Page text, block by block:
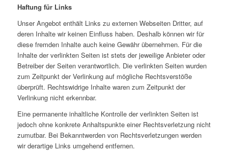
Haftung für Links
Unser Angebot enthält Links zu externen Webseiten Dritter, auf
deren Inhalte wir keinen Einfluss haben. Deshalb können wir für
diese fremden Inhalte auch keine Gewähr übernehmen. Für die
Inhalte der verlinkten Seiten ist stets der jeweilige Anbieter oder
Betreiber der Seiten verantwortlich. Die verlinkten Seiten wurden
zum Zeitpunkt der Verlinkung auf mögliche Rechtsverstöße
überprüft. Rechtswidrige Inhalte waren zum Zeitpunkt der
Verlinkung nicht erkennbar.
Eine permanente inhaltliche Kontrolle der verlinkten Seiten ist
jedoch ohne konkrete Anhaltspunkte einer Rechtsverletzung nicht
zumutbar. Bei Bekanntwerden von Rechtsverletzungen werden
wir derartige Links umgehend entfernen.